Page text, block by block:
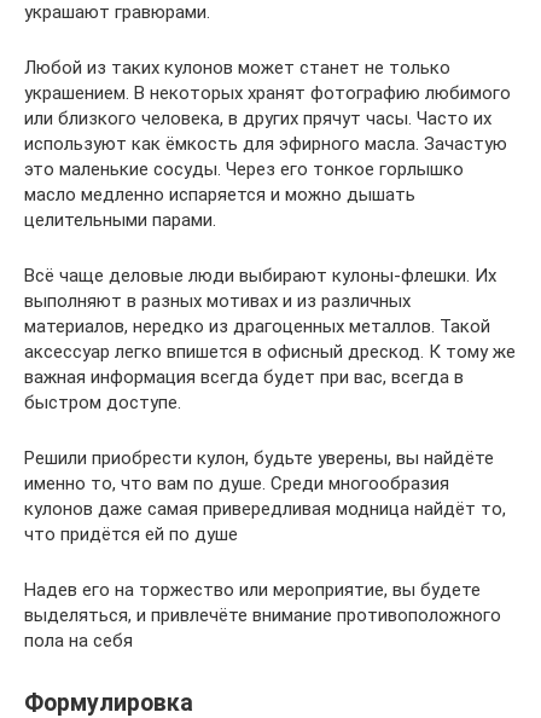
украшают гравюрами.
Любой из таких кулонов может станет не только
украшением. В некоторых хранят фотографию любимого
или близкого человека, в других прячут часы. Часто их
используют как ёмкость для эфирного масла. Зачастую
это маленькие сосуды. Через его тонкое горлышко
масло медленно испаряется и можно дышать
целительными парами.
Всё чаще деловые люди выбирают кулоны-флешки. Их
выполняют в разных мотивах и из различных
материалов, нередко из драгоценных металлов. Такой
аксессуар легко впишется в офисный дрескод. К тому же
важная информация всегда будет при вас, всегда в
быстром доступе.
Решили приобрести кулон, будьте уверены, вы найдёте
именно то, что вам по душе. Среди многообразия
кулонов даже самая привередливая модница найдёт то,
что придётся ей по душе
Надев его на торжество или мероприятие, вы будете
выделяться, и привлечёте внимание противоположного
пола на себя
Формулировка